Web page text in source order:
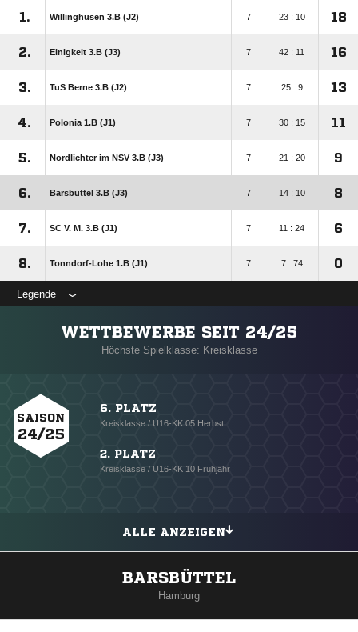
1. Willinghusen 3.B (J2) 7 23 : 10 18
2. Einigkeit 3.B (J3) 7 42 : 11 16
3. TuS Berne 3.B (J2) 7 25 : 9 13
4. Polonia 1.B (J1) 7 30 : 15 11
5. Nordlichter im NSV 3.B (J3) 7 21 : 20 9
6. Barsbüttel 3.B (J3) 7 14 : 10 8
7. SC V. M. 3.B (J1) 7 11 : 24 6
8. Tonndorf-Lohe 1.B (J1) 7 7 : 74 0
Legende
WETTBEWERBE SEIT 24/25
Höchste Spielklasse: Kreisklasse
SAISON
24/25
6. PLATZ
Kreisklasse / U16-KK 05 Herbst
2. PLATZ
Kreisklasse / U16-KK 10 Frühjahr
ALLE ANZEIGEN
BARSBÜTTEL
Hamburg